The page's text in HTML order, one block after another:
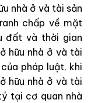
nhà ở và tài sản
chấp về mặt
đất và thời gian
hữu nhà ở và tài
pháp luật, khi
hữu nhà ở và tài
tại cơ quan nhà